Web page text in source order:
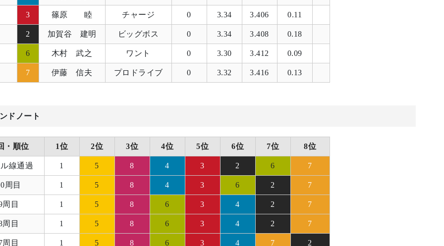
3 篠原 睦 チャージ 0 3.34 3.406 0.11
2 加賀谷 建明 ビッグボス 0 3.34 3.408 0.18
6 木村 武之 ワント 0 3.30 3.412 0.09
7 伊藤 信夫 プロドライブ 0 3.32 3.416 0.13
ドノート
・順位 1位 2位 3位 4位 5位 6位 7位 8位
線通過 1 5 8 4 3 2 6 7
周目 1 5 8 4 3 6 2 7
周目 1 5 8 6 3 4 2 7
周目 1 5 8 6 3 4 2 7
周目 1 5 8 6 3 4 7 2